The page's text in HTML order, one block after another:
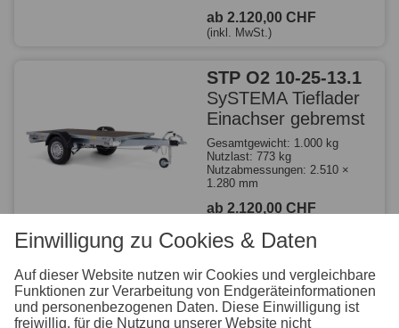
ab 2.120,00 CHF
(inkl. MwSt.)
STP O2 10-25-13.1
SySTEMA Tieflader
Einachser gebremst
Gesamtgewicht: 1.000 kg
Nutzlast: 773 kg
Nutzabmessungen: 2.510 ×
1.280 mm
ab 2.120,00 CHF
ALU SH O1 7.5-25-
13.1SySTEMA
Aluminium Hochlader
Einwilligung zu Cookies & Daten
Auf dieser Website nutzen wir Cookies und vergleichbare
Funktionen zur Verarbeitung von Endgeräteinformationen
und personenbezogenen Daten. Diese Einwilligung ist
freiwillig, für die Nutzung unserer Website nicht